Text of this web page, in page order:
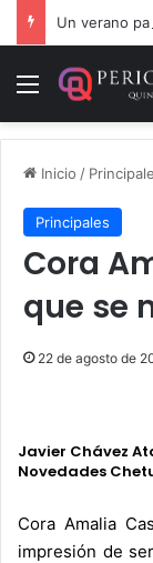
Menú
Inicio /
Principales
Cora
que se
22 de agosto de
Javier Chávez
Novedades
Cora Amalia
impresión de